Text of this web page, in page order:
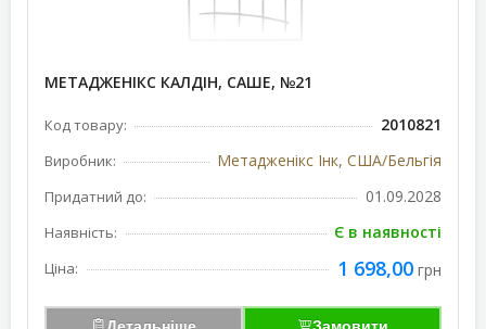
МЕТАДЖЕНІКС КАЛДІН, САШЕ, №21
Код товару: 2010821
Виробник: Метадженікс Інк, США/Бельгія
Придатний до: 01.09.2028
Наявність: Є в наявності
Ціна: 1 698,00 грн